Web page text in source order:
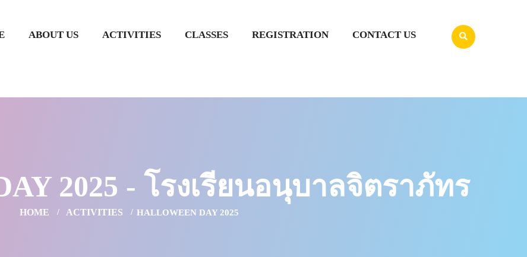
ABOUT US ACTIVITIES CLASSES REGISTRATION CONTACT US
2025 - โรงเรียนอนุบาลจิตราภัทร
HOME ACTIVITIES HALLOWEEN DAY 2025